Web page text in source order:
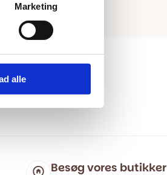
Marketing
alle
Besøg vores butikker